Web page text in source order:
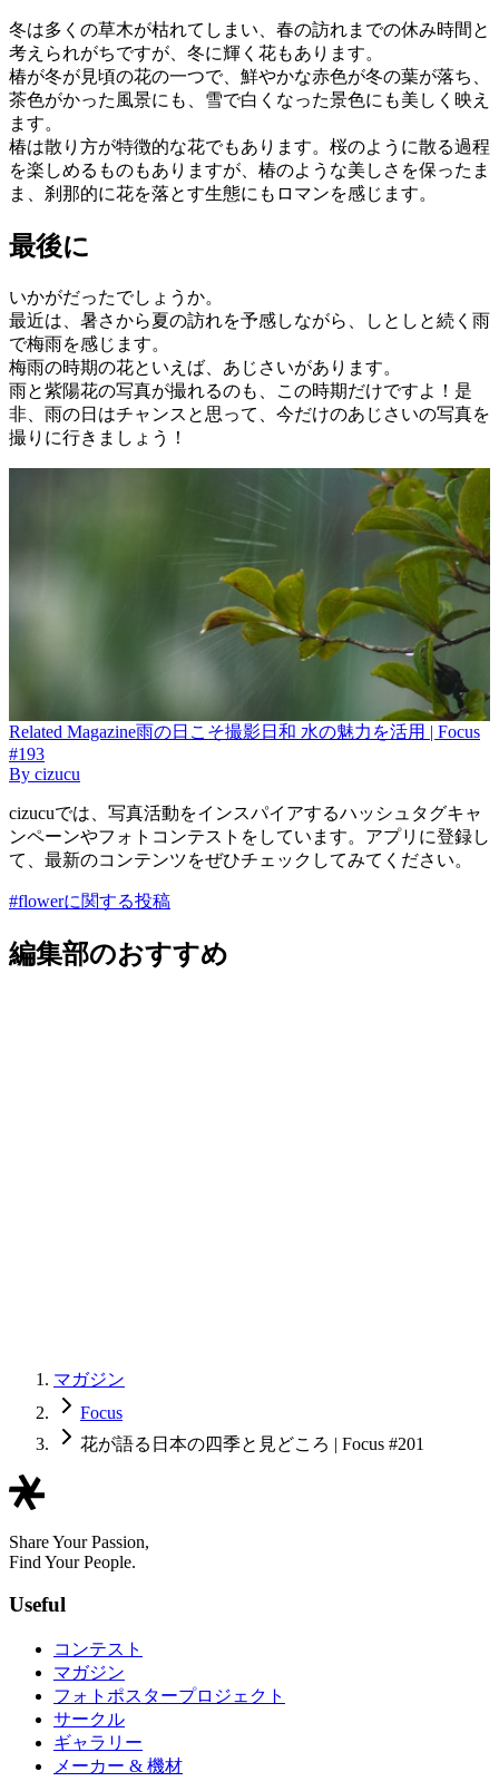
冬は多くの草木が枯れてしまい、春の訪れまでの休み時間と
考えられがちですが、冬に輝く花もあります。
椿が冬が見頃の花の一つで、鮮やかな赤色が冬の葉が落ち、
茶色がかった風景にも、雪で白くなった景色にも美しく映え
ます。
椿は散り方が特徴的な花でもあります。桜のように散る過程
を楽しめるものもありますが、椿のような美しさを保ったま
ま、刹那的に花を落とす生態にもロマンを感じます。
最後に
いかがだったでしょうか。
最近は、暑さから夏の訪れを予感しながら、しとしと続く雨
で梅雨を感じます。
梅雨の時期の花といえば、あじさいがあります。
雨と紫陽花の写真が撮れるのも、この時期だけですよ！是
非、雨の日はチャンスと思って、今だけのあじさいの写真を
撮りに行きましょう！
Related Magazine雨の日こそ撮影日和 水の魅力を活用 | Focus
#193
By cizucu
cizucuでは、写真活動をインスパイアするハッシュタグキャ
ンペーンやフォトコンテストをしています。アプリに登録し
て、最新のコンテンツをぜひチェックしてみてください。
#flowerに関する投稿
編集部のおすすめ
マガジン
Focus
花が語る日本の四季と見どころ | Focus #201
Share Your Passion,
Find Your People.
Useful
コンテスト
マガジン
フォトポスタープロジェクト
サークル
ギャラリー
メーカー & 機材